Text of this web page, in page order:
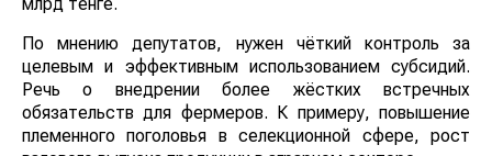
По мнению депутатов, нужен чёткий контроль за
целевым и эффективным использованием субсидий.
Речь о внедрении более жёстких встречных
обязательств для фермеров. К примеру, повышение
племенного поголовья в селекционной сфере, рост